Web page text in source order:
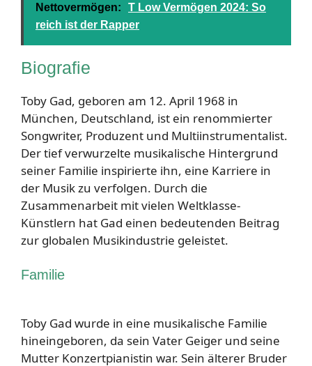
Nettovermögen:
T Low Vermögen 2024: So
reich ist der Rapper
Biografie
Toby Gad, geboren am 12. April 1968 in
München, Deutschland, ist ein renommierter
Songwriter, Produzent und Multiinstrumentalist.
Der tief verwurzelte musikalische Hintergrund
seiner Familie inspirierte ihn, eine Karriere in
der Musik zu verfolgen. Durch die
Zusammenarbeit mit vielen Weltklasse-
Künstlern hat Gad einen bedeutenden Beitrag
zur globalen Musikindustrie geleistet.
Familie
Toby Gad wurde in eine musikalische Familie
hineingeboren, da sein Vater Geiger und seine
Mutter Konzertpianistin war. Sein älterer Bruder